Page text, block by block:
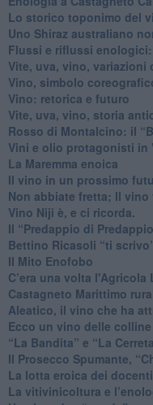
Lo storico toponimo del
Uno Shiraz australiano
​Flussi e riflussi enologici:
Vite, uva, vino, variazioni
Vino, simbolo
​Vino: retorica e futuro
​Vite, uva, vino, storia
​Rosso di Montalcino: il
Vini e olio protagonisti in
​La Maremma enoica
Il vino in un prossimo
​Non abbiate fretta; Il
​Vino Niji è, e ci ricorda.
Il “Predappio di
Bettino Ricasoli “ti
Il Mito Enofobo
​C’era una volta
​Castagneto Marittimo
Aleatico, il vino che ha
Ecco un vino delle
“La Bandita” e “La
​Il Prosecco Spumante,
​La lotta eroica dei
​La vitivinicoltura e